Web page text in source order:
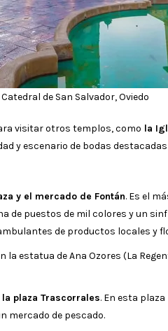
Catedral de San Salvador, Oviedo
visitar otros templos, como la
y escenario de bodas
y el mercado de Fontán. Es el
de puestos de mil colores y un
de productos locales y
la estatua de Ana Ozores (La
la plaza Trascorrales. En esta
mercado de pescado.